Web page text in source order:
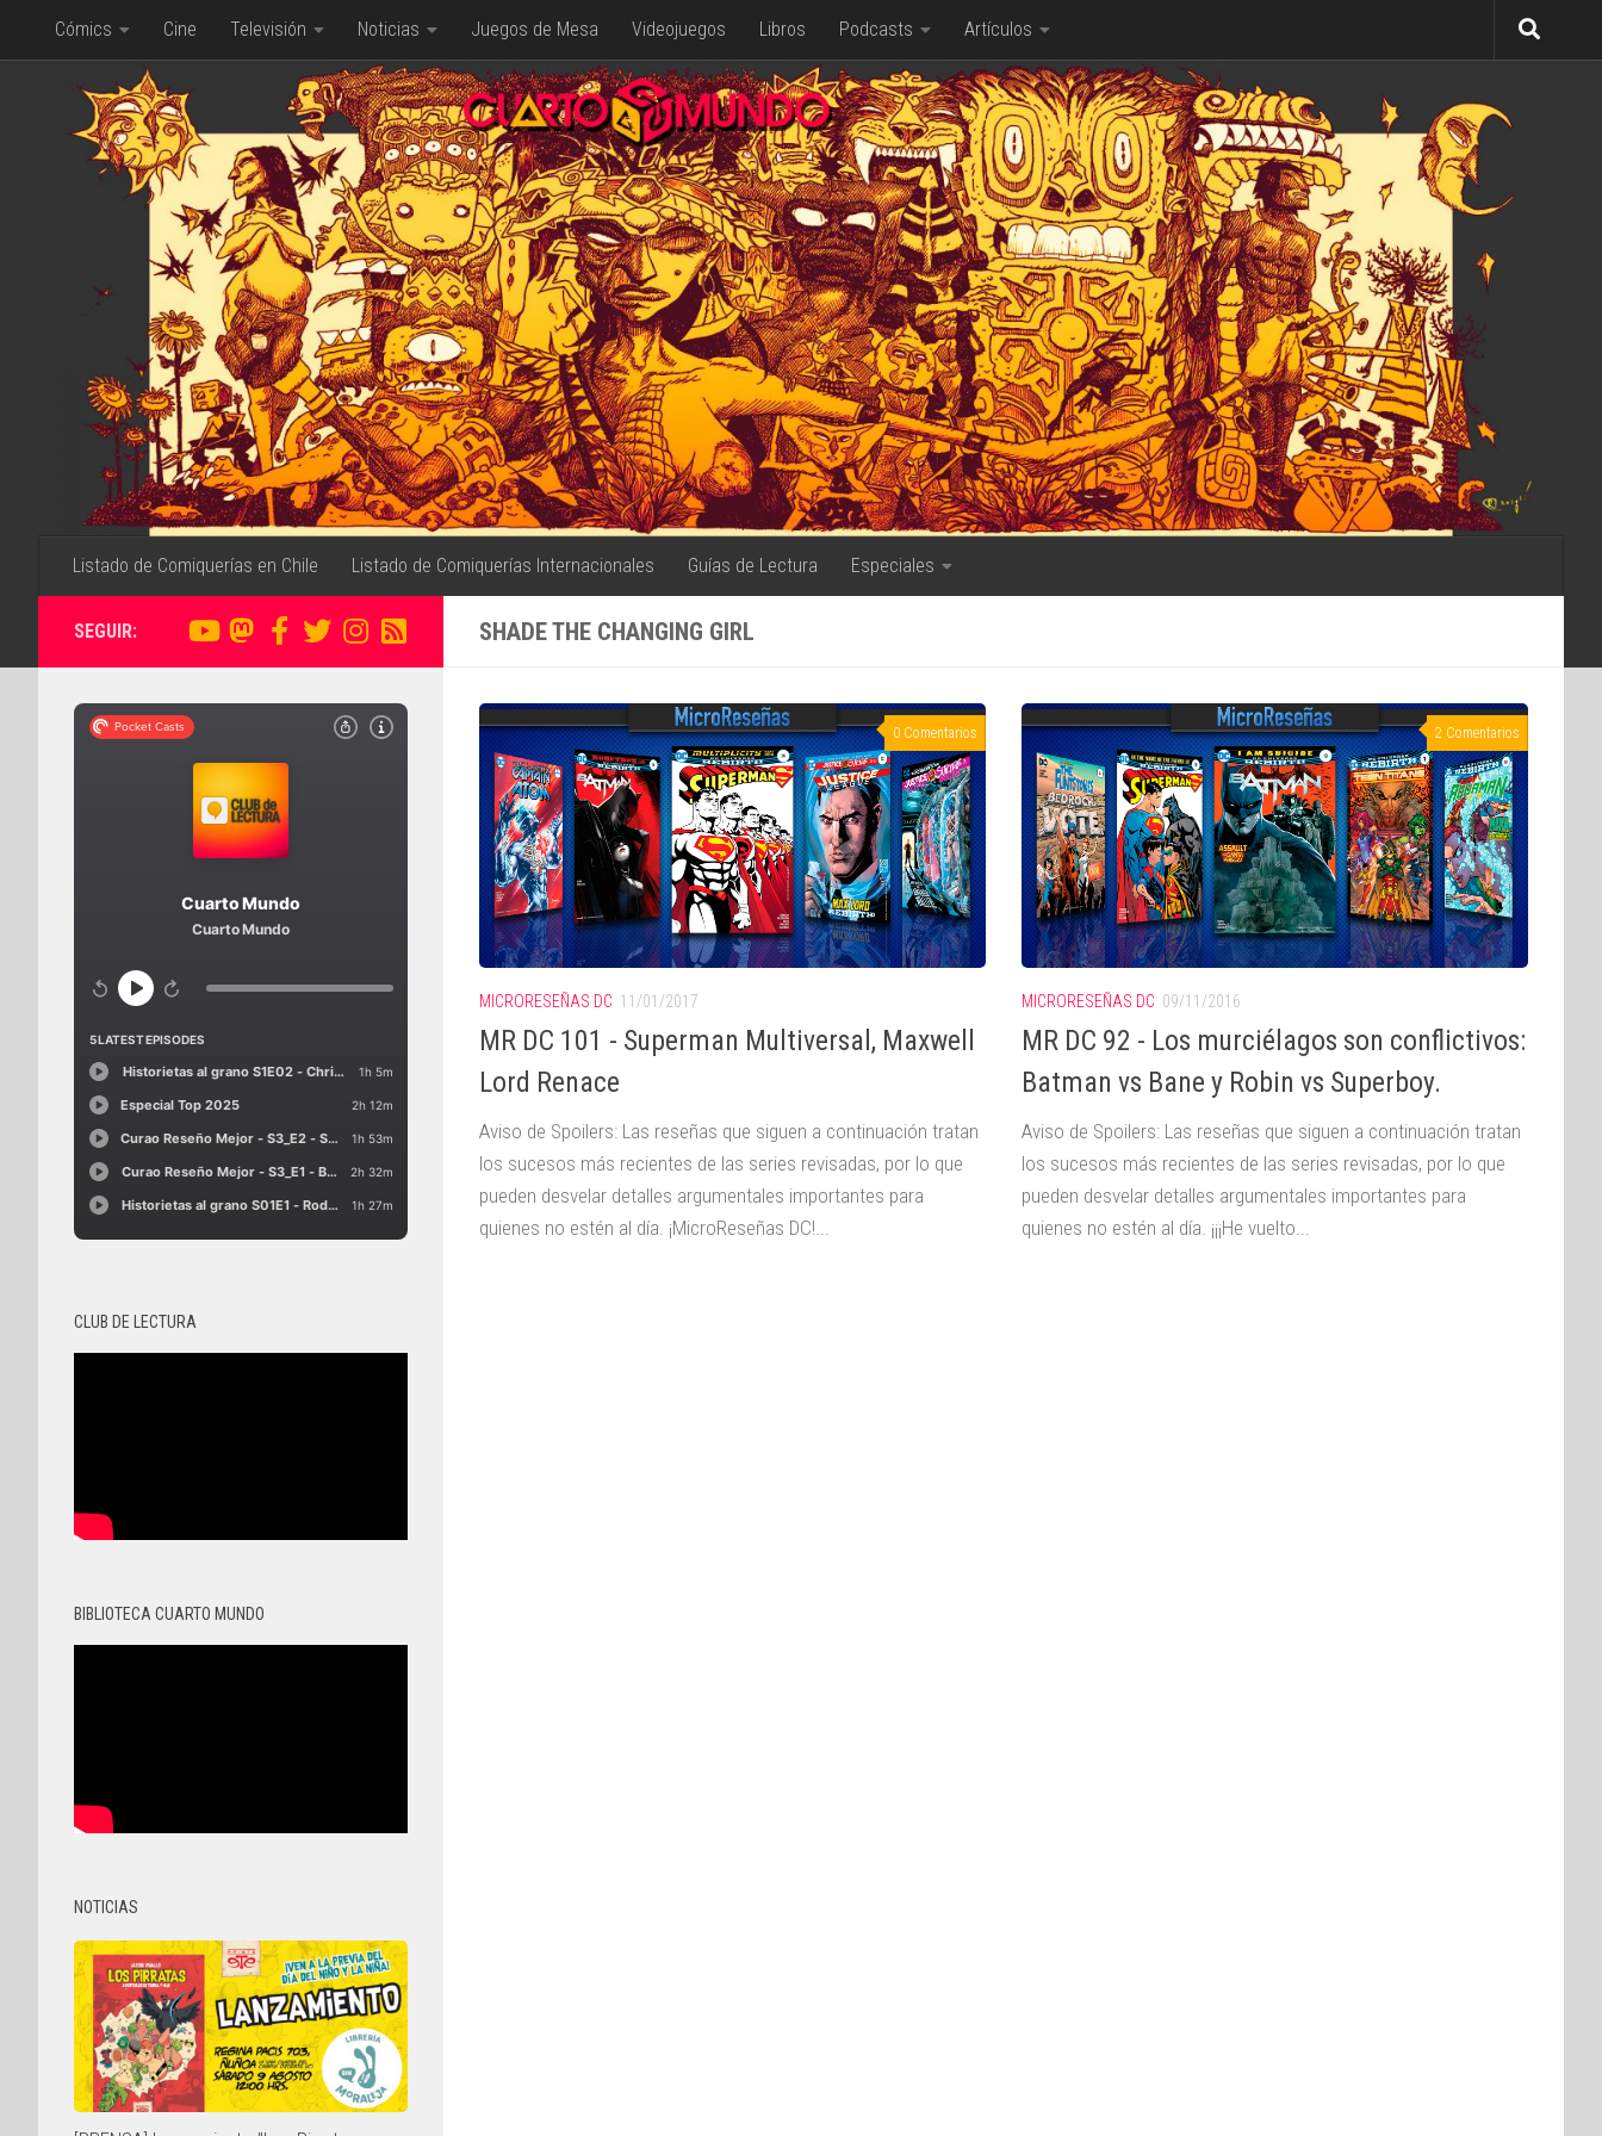
Saltar al contenido
Cómics Cine Televisión Noticias Juegos de Mesa Videojuegos Libros Podcasts Artículos
Listado de Comiquerías en Chile Listado de Comiquerías Internacionales Guías de Lectura Especiales
SHADE THE CHANGING GIRL
0 Comentarios
MICRORESEÑAS DC 11/01/2017
MR DC 101 - Superman Multiversal, Maxwell
Lord Renace
Aviso de Spoilers: Las reseñas que siguen a continuación tratan
los sucesos más recientes de las series revisadas, por lo que
pueden desvelar detalles argumentales importantes para
quienes no estén al día. ¡MicroReseñas DC!...
2 Comentarios
MICRORESEÑAS DC 09/11/2016
MR DC 92 - Los murciélagos son conflictivos:
Batman vs Bane y Robin vs Superboy.
Aviso de Spoilers: Las reseñas que siguen a continuación tratan
los sucesos más recientes de las series revisadas, por lo que
pueden desvelar detalles argumentales importantes para
quienes no estén al día. ¡¡¡He vuelto...
SEGUIR:
CLUB DE LECTURA
BIBLIOTECA CUARTO MUNDO
NOTICIAS